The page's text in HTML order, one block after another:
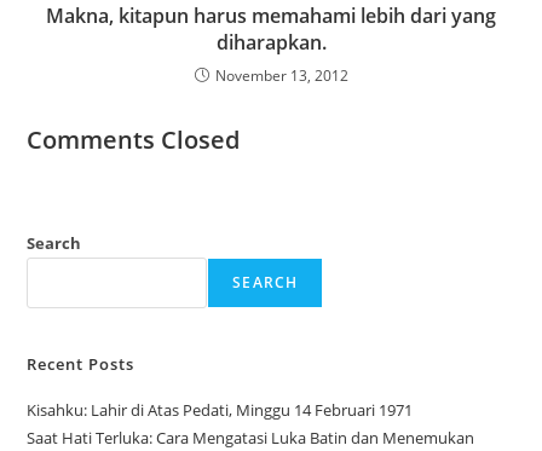
Makna, kitapun harus memahami lebih dari yang
diharapkan.
November 13, 2012
Comments Closed
Search
SEARCH
Recent Posts
Kisahku: Lahir di Atas Pedati, Minggu 14 Februari 1971
Saat Hati Terluka: Cara Mengatasi Luka Batin dan Menemukan